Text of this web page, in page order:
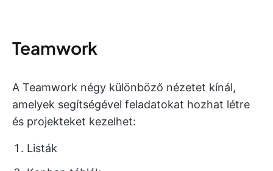
Teamwork
A Teamwork négy különböző nézetet kínál,
amelyek segítségével feladatokat hozhat létre
és projekteket kezelhet:
Listák